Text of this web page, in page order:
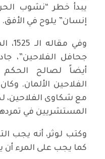
يبدأ خطر “نشوب
إنسان” يلوح في الأفق.
وفي
جحافل الفلاحين”،
أيضاً لصالح
الفلاحين الألمان.
مع شكاوى الفلاحين،
المستشريين في
وكتب لوثر، أنه يجب
كما يجب على المرء أن